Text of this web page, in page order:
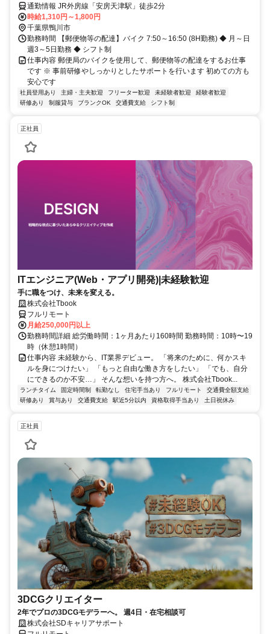
通勤情報 JR外房線「安房天津駅」徒歩2分
時給1,310円～1,800円
千葉県鴨川市
勤務時間 【郵便物等の配達】バイク 7:50～16:50 (8H勤務) ◆ 月～日
週3～5日勤務 ◆ シフト制
仕事内容 郵便局のバイクを使用して、郵便物等の配達をするお仕事
です ※ 事前研修やしっかりとしたサポートを行います 初めての方も
安心です
社員登用あり 主婦・主夫歓迎 フリーター歓迎 未経験者歓迎
経験者歓迎
研修あり
制服貸与 ブランクOK 交通費支給 シフト制
正社員
ITエンジニア(Web・アプリ開発)|未経験歓迎
手に職をつけ、未来を変える。
株式会社Tbook
フルリモート
月給250,000円以上
勤務時間詳細 総労働時間：1ヶ月あたり160時間 勤務時間：10時〜19
時（休憩1時間）
仕事内容 未経験から、IT業界デビュー。 「将来のために、何かスキ
ルを身につけたい」 「もっと自由な働き方をしたい」 「でも、自分
にできるのか不安…」 そんな想いを持つ方へ。 株式会社Tbook...
ランチタイム 固定時間制 転勤なし 住宅手当あり フルリモート
交通費全額支給
研修あり
賞与あり 交通費支給 駅近5分以内 資格取得手当あり 土日祝休み
正社員
3DCGクリエイター
2年でプロの3DCGモデラーへ。 週4日・在宅相談可
株式会社SDキャリアサポート